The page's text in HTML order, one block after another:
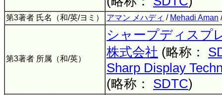
第3著者 氏名（和/英/ヨミ） アマン メハディ / Mehadi Aman
第3著者 所属（和/英）
シャープディスプ
株式会社 (略称：
Sharp Display
(略称： SDTC)